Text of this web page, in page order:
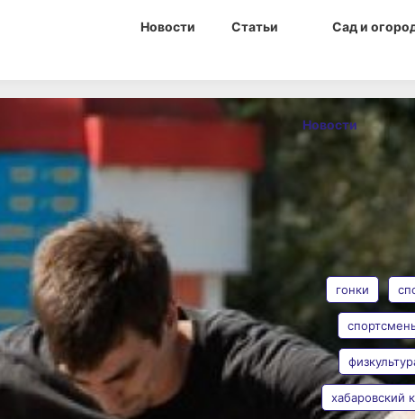
Новости Статьи Сад и
18 июля 2025 г., 18:41
рейсинг
различные
в рамках
спорт»
России»,
Новости
18 июля 2025 г., 18:41
Наталья
Евона
гонки
хабаровский